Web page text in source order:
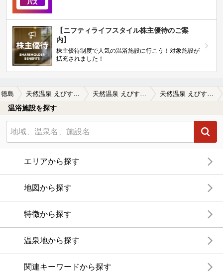
【ニフティライフスタイル株主優待のご案
内】
株主優待制度で人気の温浴施設に行こう！対象施設が
拡充されました！
徳島 天然温泉 えびすの湯 天然温泉 えびすの湯の口コミ一覧 天然温泉 えびすの湯の口コミ 徳島の金泉
温浴施設を探す
エリアから探す
地図から探す
特徴から探す
温泉地から探す
関連キーワードから探す